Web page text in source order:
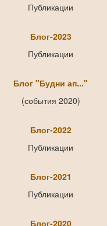
Публикации
Блог-2023
Публикации
Блог "Будни ап..."
(события 2020)
Блог-2022
Публикации
Блог-2021
Публикации
Блог-2020